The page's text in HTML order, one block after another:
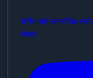
संगीत और सामाजिक
संवाद